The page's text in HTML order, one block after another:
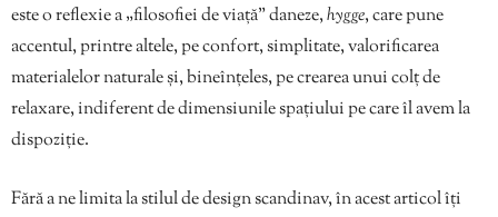
este o reflexie a „filosofiei de viață” daneze,hygge, care pune
accentul, printre altele, pe confort, simplitate, valorificarea
materialelor naturale și, bineînțeles, pe crearea unui colț de
relaxare, indiferent de dimensiunile spațiului pe care îl avem la
dispoziție.
Fără a ne limita la stilul de design scandinav, în acest articol îți